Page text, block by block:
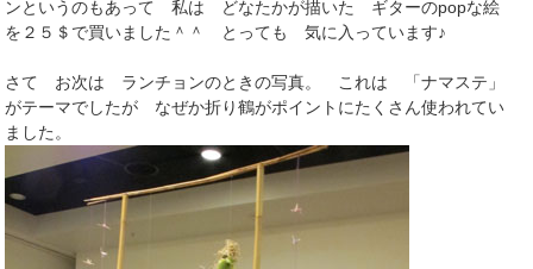
ンというのもあって 私は どなたかが描いた ギターのpopな絵
を２５＄で買いました＾＾ とっても 気に入っています♪
さて お次は ランチョンのときの写真。 これは 「ナマステ」
がテーマでしたが なぜか折り鶴がポイントにたくさん使われてい
ました。